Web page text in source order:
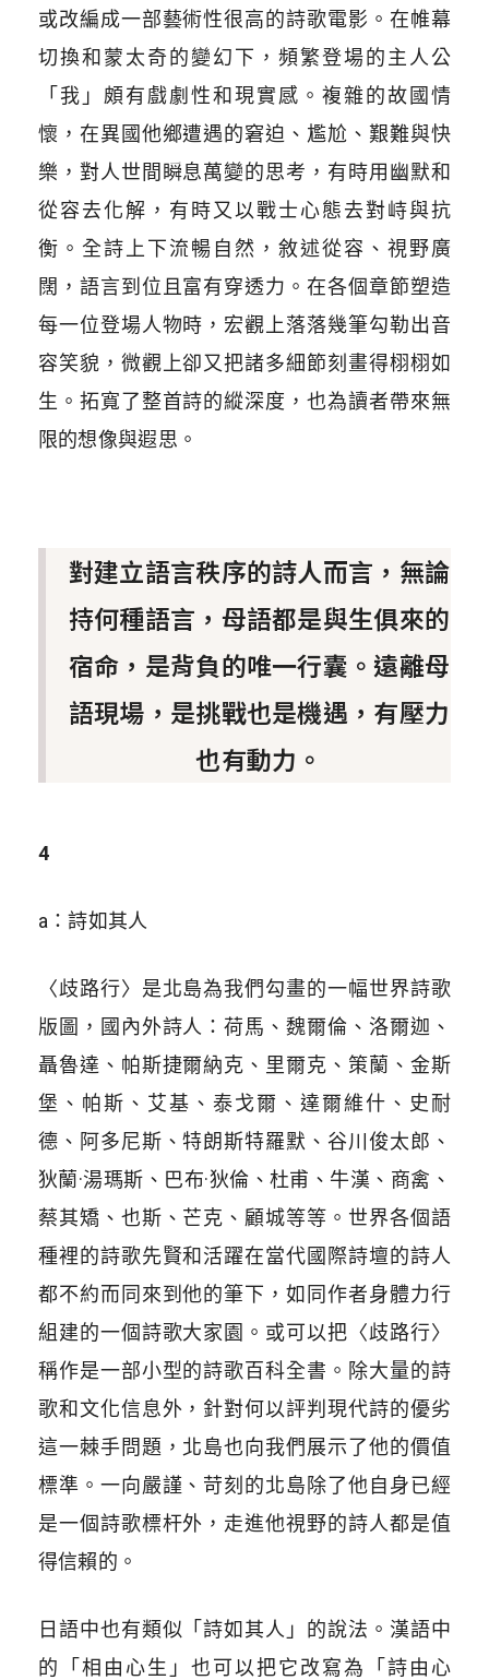
或改編成一部藝術性很高的詩歌電影。 在帷幕
切換和蒙太奇的變幻下，頻繁登場的主人公
「我」頗有戲劇性和現實感。複雜的故國情
懷，在異國他鄉遭遇的窘迫、尷尬、艱難與快
樂，對人世間瞬息萬變的思考，有時用幽默和
從容去化解，有時又以戰士心態去對峙與抗
衡。 全詩上下流暢自然，敘述從容、視野廣
闊，語言到位且富有穿透力。在各個章節塑造
每一位登場人物時，宏觀上落落幾筆勾勒出音
容笑貌，微觀上卻又把諸多細節刻畫得栩栩如
生。拓寬了整首詩的縱深度，也為讀者帶來無
限的想像與遐思。
對建立語言秩序的詩人而言，無論
持何種語言，母語都是與生俱來的
宿命，是背負的唯一行囊。遠離母
語現場，是挑戰也是機遇，有壓力
也有動力。
4
a：詩如其人
〈歧路行〉是北島為我們勾畫的一幅世界詩歌
版圖，國內外詩人：荷馬、魏爾倫、洛爾迦、
聶魯達、帕斯捷爾納克、里爾克、策蘭、金斯
堡、帕斯、艾基、泰戈爾、達爾維什、史耐
德、阿多尼斯、特朗斯特羅默、谷川俊太郎、
狄蘭·湯瑪斯、巴布·狄倫、杜甫、牛漢、商禽、
蔡其矯、也斯、芒克、顧城等等。世界各個語
種裡的詩歌先賢和活躍在當代國際詩壇的詩人
都不約而同來到他的筆下，如同作者身體力行
組建的一個詩歌大家園。或可以把〈歧路行〉
稱作是一部小型的詩歌百科全書。除大量的詩
歌和文化信息外，針對何以評判現代詩的優劣
這一棘手問題，北島也向我們展示了他的價值
標準。一向嚴謹、苛刻的北島除了他自身已經
是一個詩歌標杆外，走進他視野的詩人都是值
得信賴的。
日語中也有類似「詩如其人」的說法。漢語中
的「相由心生」也可以把它改寫為「詩由心